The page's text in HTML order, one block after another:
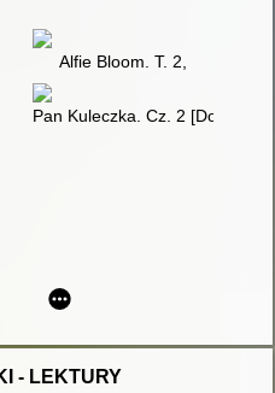
Alfie Bloom. T. 2,
[Dokument dźwiękowy]
Pan Kuleczka. Cz. 2
[Dokument dźwiękowy]
- LEKTURY